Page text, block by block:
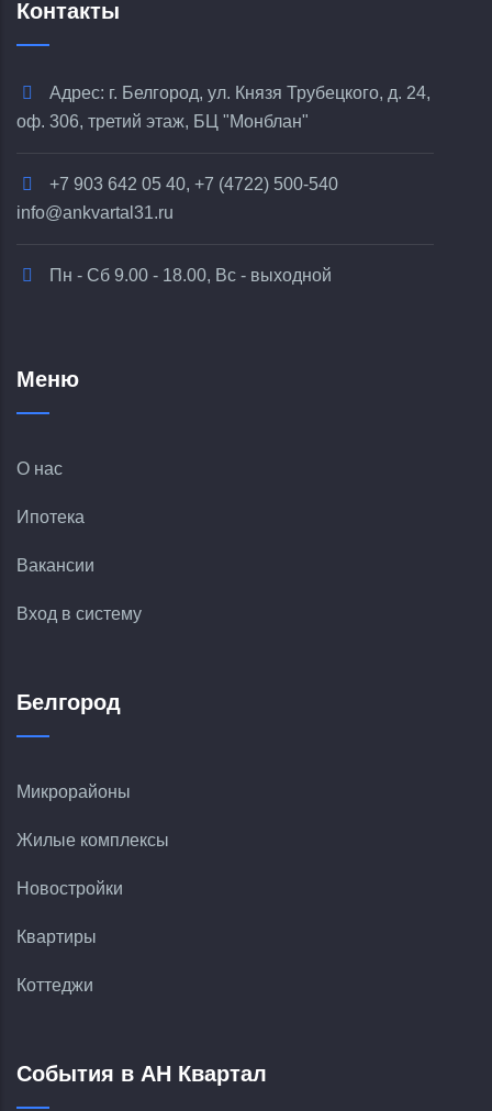
Контакты
Адрес: г. Белгород, ул. Князя Трубецкого, д. 24,
оф. 306, третий этаж, БЦ "Монблан"
+7 903 642 05 40, +7 (4722) 500-540
info@ankvartal31.ru
Пн - Сб 9.00 - 18.00, Вс - выходной
Меню
О нас
Ипотека
Вакансии
Вход в систему
Белгород
Микрорайоны
Жилые комплексы
Новостройки
Квартиры
Коттеджи
События в АН Квартал